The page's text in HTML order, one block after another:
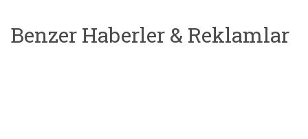
Benzer Haberler & Reklamlar